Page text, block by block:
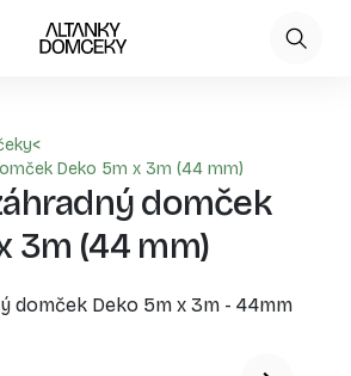
<
Deko 5m x 3m (44 mm)
domček
3m (44 mm)
domček Deko 5m x 3m - 44mm